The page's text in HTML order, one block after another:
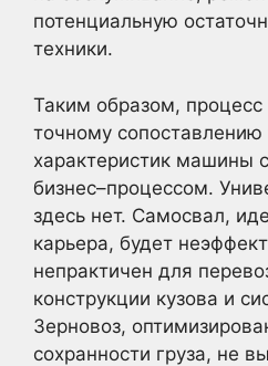
потенциальную
техники.
Таким образом,
точному сопоставлению
характеристик машины
бизнес–процессом.
здесь нет. Самосвал,
карьера, будет
непрактичен для
конструкции кузова и
Зерновоз,
сохранности груза, не